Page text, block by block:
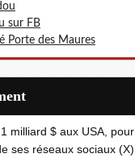
sur FB
Porte des Maures
milliard $ aux USA, pour
ses réseaux sociaux (X)